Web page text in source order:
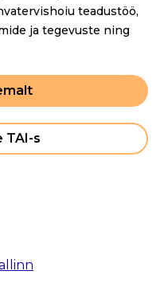
teadustöö,
ja tegevuste ning
TAI-s